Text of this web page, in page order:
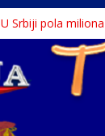
Politika i seks
U Srbiji pola
Како је
Čije je pravo na
Srbin zaspao na